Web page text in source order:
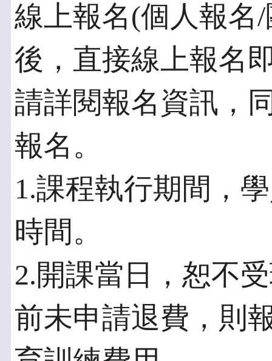
線上報名(個人報名
後，直接線上報名
請詳閱報名資訊，
報名。
1.課程執行期間，
時間。
2.開課當日，恕不
前未申請退費，則